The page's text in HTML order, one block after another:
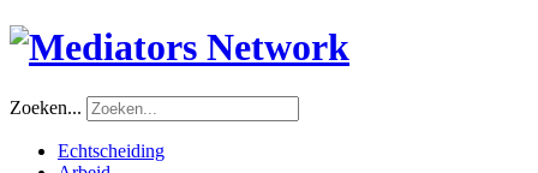
Zoeken...
Echtscheiding